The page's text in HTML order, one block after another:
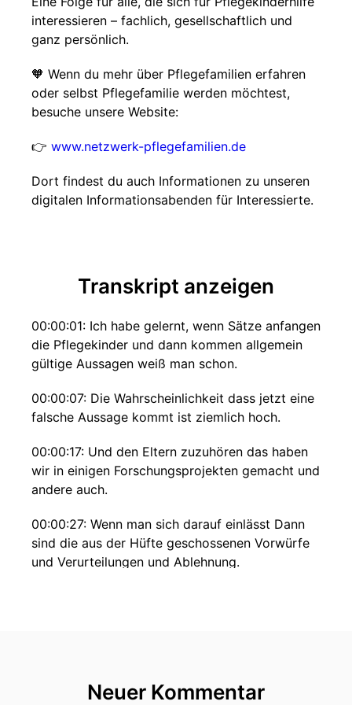
interessieren – fachlich, gesellschaftlich und
ganz persönlich.
🧡 Wenn du mehr über Pflegefamilien erfahren
oder selbst Pflegefamilie werden möchtest,
besuche unsere Website:
👉 www.netzwerk-pflegefamilien.de
Dort findest du auch Informationen zu unseren
digitalen Informationsabenden für Interessierte.
Transkript anzeigen
00:00:01: Ich habe gelernt, wenn Sätze anfangen
die Pflegekinder und dann kommen allgemein
gültige Aussagen weiß man schon.
00:00:07: Die Wahrscheinlichkeit dass jetzt eine
falsche Aussage kommt ist ziemlich hoch.
00:00:17: Und den Eltern zuzuhören das haben
wir in einigen Forschungsprojekten gemacht und
andere auch.
00:00:27: Wenn man sich darauf einlässt Dann
sind die aus der Hüfte geschossenen Vorwürfe
und Verurteilungen und Ablehnung.
00:01:06: Dr.Neuer Kommentar